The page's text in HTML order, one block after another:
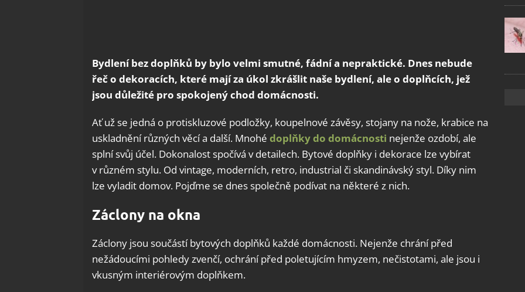
Bydlení bez doplňků by bylo velmi smutné, fádní a nepraktické. Dnes nebude
řeč o dekoracích, které mají za úkol zkrášlit naše bydlení, ale o doplňcích, jež
jsou důležité pro spokojený chod domácnosti.
Ať už se jedná o protiskluzové podložky, koupelnové závěsy, stojany na nože, krabice na
uskladnění různých věcí a další. Mnohé doplňky do domácnosti nejenže ozdobí, ale
splní svůj účel. Dokonalost spočívá v detailech. Bytové doplňky i dekorace lze vybírat
v různém stylu. Od vintage, moderních, retro, industrial či skandinávský styl. Díky nim
lze vyladit domov. Pojďme se dnes společně podívat na některé z nich.
Záclony na okna
Záclony jsou součástí bytových doplňků každé domácnosti. Nejenže chrání před
nežádoucími pohledy zvenčí, ochrání před poletujícím hmyzem, nečistotami, ale jsou i
vkusným interiérovým doplňkem.